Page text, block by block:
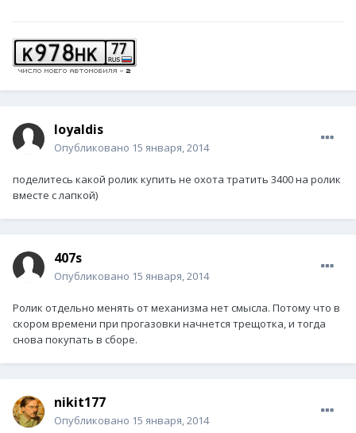
loyaldis
Опубликовано 15 января, 2014
поделитесь какой ролик купить не охота тратить 3400 на ролик
вместе с лапкой)
407s
Опубликовано 15 января, 2014
Ролик отдельно менять от механизма нет смысла. Потому что в
скором времени при прогазовки начнется трещотка, и тогда
снова покупать в сборе.
nikit177
Опубликовано 15 января, 2014